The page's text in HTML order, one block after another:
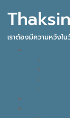
เราต้องมีความหวังใ